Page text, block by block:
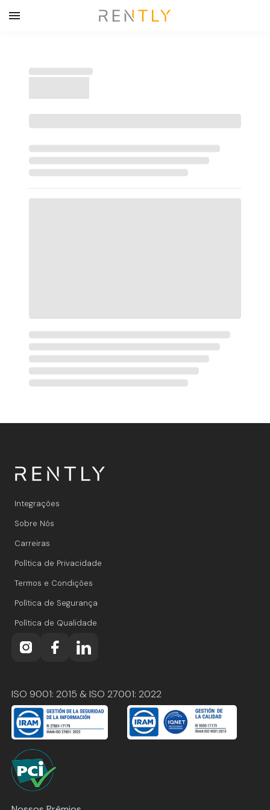
Integrações
Sobre Nós
Carreiras
Política de Privacidade
Termos e Condições
Política de Segurança
Política de Qualidade
ISO 9001: 2015 & ISO 27001: 2022